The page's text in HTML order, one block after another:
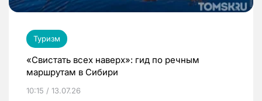
Туризм
«Свистать всех наверх»: гид по речным
маршрутам в Сибири
10:15 / 13.07.26